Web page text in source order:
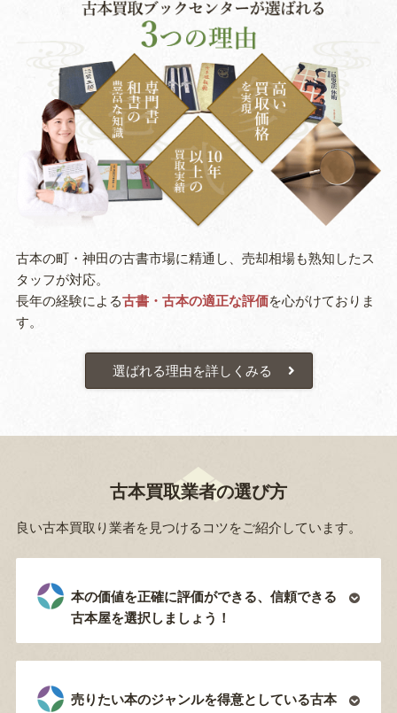
古本の町・神田の古書市場に精通し、売却相場も熟知したス
タッフが対応。
長年の経験による古書・古本の適正な評価を心がけておりま
す。
選ばれる理由を詳しくみる
古本買取業者の選び方
良い古本買取り業者を見つけるコツをご紹介しています。
本の価値を正確に評価ができる、信頼できる
古本屋を選択しましょう！
売りたい本のジャンルを得意としている古本